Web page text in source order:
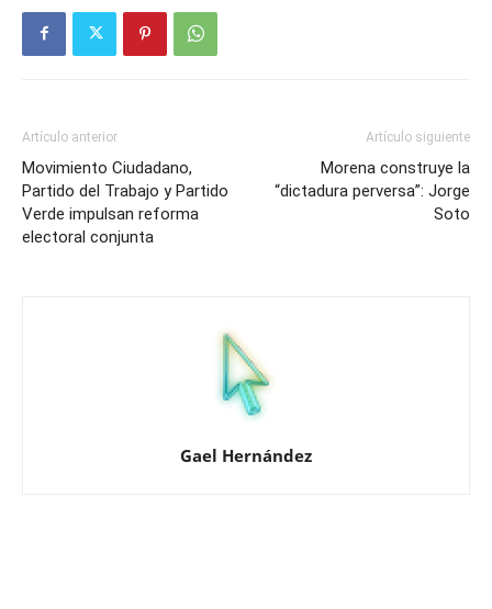
Artículo anterior
Movimiento Ciudadano,
Partido del Trabajo y Partido
Verde impulsan reforma
electoral conjunta
Artículo siguiente
Morena construye la
“dictadura perversa”: Jorge
Soto
Gael Hernández